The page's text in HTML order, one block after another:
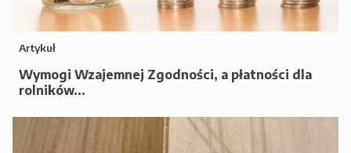
Artykuł
Wymogi Wzajemnej Zgodności, a płatności dla
rolników...